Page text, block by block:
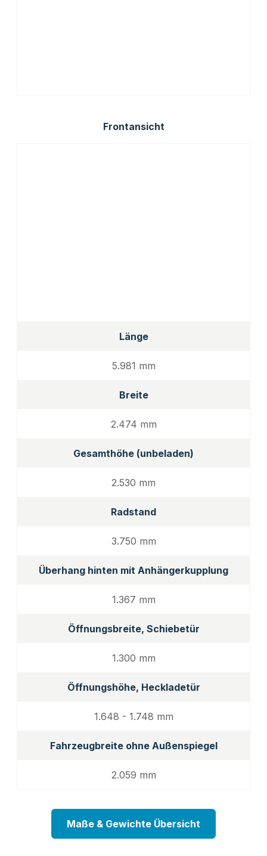
Frontansicht
Länge
5.981 mm
Breite
2.474 mm
Gesamthöhe (unbeladen)
2.530 mm
Radstand
3.750 mm
Überhang hinten mit Anhängerkupplung
1.367 mm
Öffnungsbreite, Schiebetür
1.300 mm
Öffnungshöhe, Heckladetür
1.648 - 1.748 mm
Fahrzeugbreite ohne Außenspiegel
2.059 mm
Maße & Gewichte Übersicht